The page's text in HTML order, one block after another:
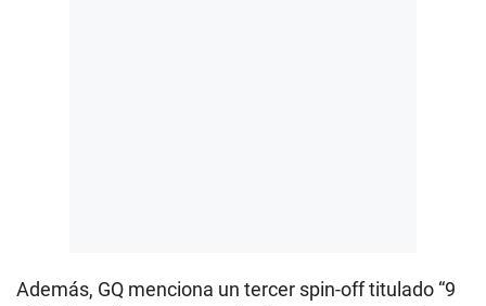
Además, GQ menciona un tercer spin-off titulado “9